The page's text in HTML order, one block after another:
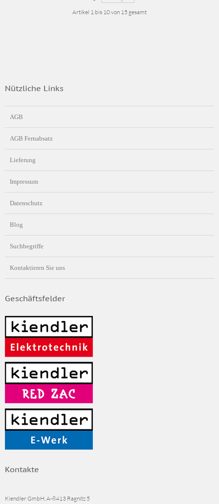
Artikel 1 bis 10 von 15 gesamt
Nützliche Links
AGB
AGB Fernabsatz
Lieferung
Impressum
Datenschutz
Blog
Suchbegriffe
Kontaktieren Sie uns
Geschäftsfelder
Kontakte
Kiendler GmbH, A-8413 Ragnitz 5